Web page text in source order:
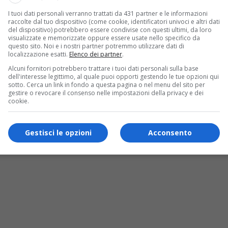
a soli 53 anni
di Daniela Perino, 53 anni. Le esequie si terranno alle
Ronco dopo aver abitato e lavorato a Milano per una
al marito Roberto Prina Cerai, sposato solo nel 2018.
la nostrapagina Facebook
I tuoi dati personali verranno trattati da 431 partner e le informazioni
raccolte dal tuo dispositivo (come cookie, identificatori univoci e altri dati
del dispositivo) potrebbero essere condivise con questi ultimi, da loro
visualizzate e memorizzate oppure essere usate nello specifico da
questo sito. Noi e i nostri partner potremmo utilizzare dati di
localizzazione esatti. Elenco dei partner.
Alcuni fornitori potrebbero trattare i tuoi dati personali sulla base
dell'interesse legittimo, al quale puoi opporti gestendo le tue opzioni qui
sotto. Cerca un link in fondo a questa pagina o nel menu del sito per
gestire o revocare il consenso nelle impostazioni della privacy e dei
cookie.
Acconsento
Gestisci le opzioni